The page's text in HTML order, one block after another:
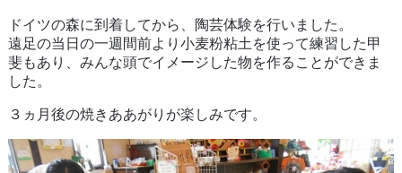
ドイツの森に到着してから、陶芸体験を行いました。
遠足の当日の一週間前より小麦粉粘土を使って練習した甲
斐もあり、みんな頭でイメージした物を作ることができま
した。
３ヵ月後の焼きああがりが楽しみです。